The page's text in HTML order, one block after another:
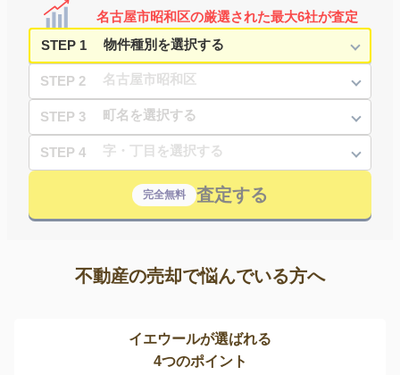
名古屋市昭和区の厳選された最大6社が査定
STEP 1
STEP 2
STEP 3
STEP 4
完全無料 査定する
不動産の売却で悩んでいる方へ
イエウールが選ばれる
4つのポイント